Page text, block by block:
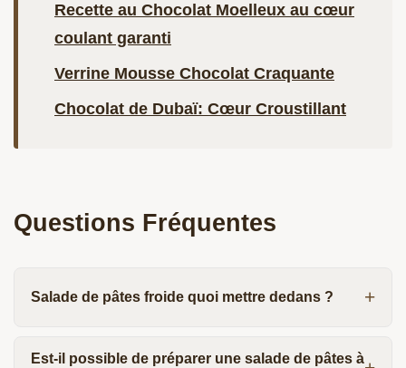
Recette au Chocolat Moelleux au cœur
coulant garanti
Verrine Mousse Chocolat Craquante
Chocolat de Dubaï: Cœur Croustillant
Questions Fréquentes
Salade de pâtes froide quoi mettre dedans ?
Est-il possible de préparer une salade de pâtes à